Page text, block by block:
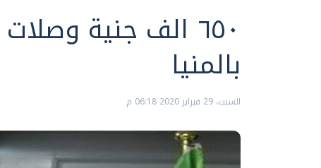
٦٥٠ الف جنية
بالمنيا
السبت، 29 فبراير 2020 06:18 م